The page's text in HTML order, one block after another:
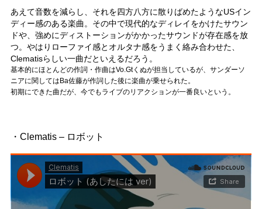
あえて音数を減らし、それを四方八方に散りばめたようなUSイン
ディー感のある楽曲。その中で現代的なディレイをかけたサウン
ドや、強めにディストーションがかかったサウンドが存在感を放
つ。やはりローファイ感とオルタナ感をうまく絡み合わせた、
Clematisらしい一曲だといえるだろう。
基本的にほとんどの作詞・作曲はVo.Gtくぬが担当しているが、サンダーソ
ニアに関してはBa佐藤が作詞した後に楽曲が乗せられた。
初期にできた曲だが、今でもライブのリアクションが一番良いという。
・Clematis – ロボット